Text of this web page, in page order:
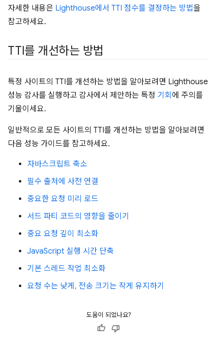
자세한 내용은 Lighthouse에서 TTI 점수를 결정하는 방법을
참고하세요.
TTI를 개선하는 방법
특정 사이트의 TTI를 개선하는 방법을 알아보려면 Lighthouse
성능 감사를 실행하고 감사에서 제안하는 특정 기회 에 주의를
기울이세요.
일반적으로 모든 사이트의 TTI를 개선하는 방법을 알아보려면
다음 성능 가이드를 참고하세요.
자바스크립트 축소
필수 출처에 사전 연결
중요한 요청 미리 로드
서드 파티 코드의 영향을 줄이기
중요 요청 깊이 최소화
JavaScript 실행 시간 단축
기본 스레드 작업 최소화
요청 수는 낮게, 전송 크기는 작게 유지하기
도움이 되었나요?